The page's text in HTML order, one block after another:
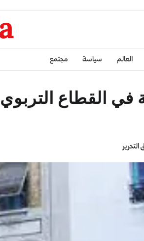
العالم سياسة مجتمع
القطاع التربوي
التحرير